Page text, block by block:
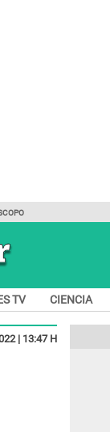
TV CIENCIA
| 13:47 H